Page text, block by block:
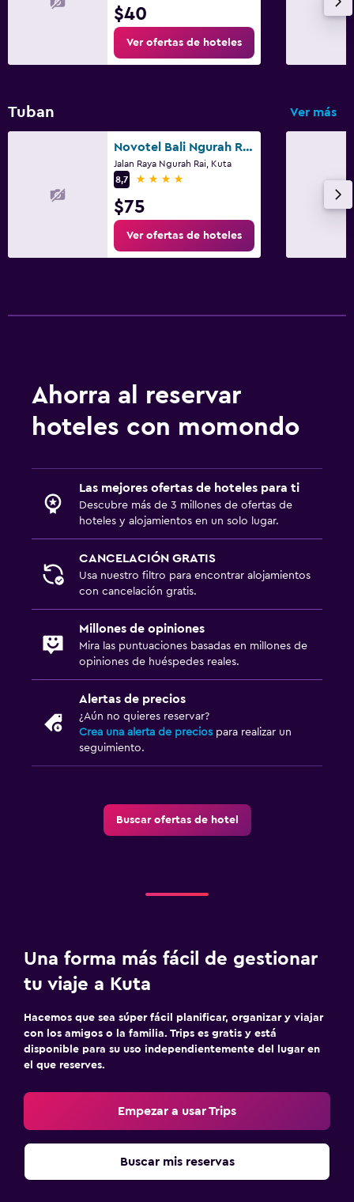
$40
Ver ofertas de hoteles
Tuban Ver más
Novotel Bali Ngurah Rai Airport
Jalan Raya Ngurah Rai, Kuta
8,7
4 estrellas
$75
Ver ofertas de hoteles
Ahorra al reservar
hoteles con momondo
Las mejores ofertas de hoteles para ti
Descubre más de 3 millones de ofertas de
hoteles y alojamientos en un solo lugar.
CANCELACIÓN GRATIS
Usa nuestro filtro para encontrar alojamientos
con cancelación gratis.
Millones de opiniones
Mira las puntuaciones basadas en millones de
opiniones de huéspedes reales.
Alertas de precios
¿Aún no quieres reservar?
Crea una alerta de precios para realizar un
seguimiento.
Buscar ofertas de hotel
Una forma más fácil de gestionar
tu viaje a Kuta
Hacemos que sea súper fácil planificar, organizar y viajar
con los amigos o la familia. Trips es gratis y está
disponible para su uso independientemente del lugar en
el que reserves.
Empezar a usar Trips
Buscar mis reservas